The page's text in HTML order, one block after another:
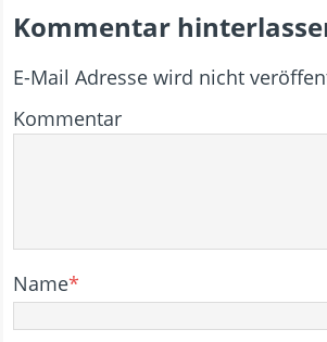
Kommentar
E-Mail Adresse wird nicht
Kommentar
Name*